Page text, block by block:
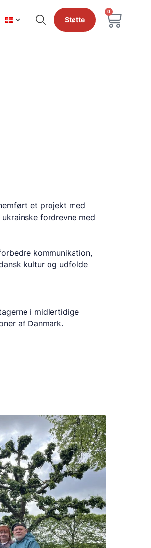
Støtte
0
et projekt med
fordrevne med
kommunikation,
kultur og udfolde
i midlertidige
af Danmark.